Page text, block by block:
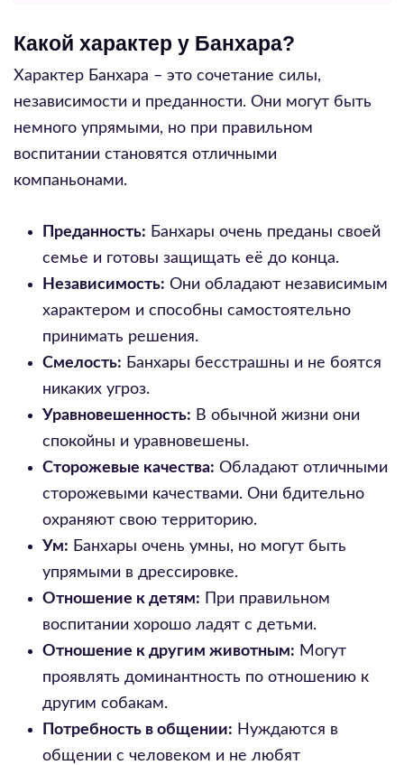
Какой характер у Банхара?
Характер Банхара – это сочетание силы,
независимости и преданности. Они могут быть
немного упрямыми, но при правильном
воспитании становятся отличными
компаньонами.
Преданность: Банхары очень преданы своей
семье и готовы защищать её до конца.
Независимость: Они обладают независимым
характером и способны самостоятельно
принимать решения.
Смелость: Банхары бесстрашны и не боятся
никаких угроз.
Уравновешенность: В обычной жизни они
спокойны и уравновешены.
Сторожевые качества: Обладают отличными
сторожевыми качествами. Они бдительно
охраняют свою территорию.
Ум: Банхары очень умны, но могут быть
упрямыми в дрессировке.
Отношение к детям: При правильном
воспитании хорошо ладят с детьми.
Отношение к другим животным: Могут
проявлять доминантность по отношению к
другим собакам.
Потребность в общении: Нуждаются в
общении с человеком и не любят